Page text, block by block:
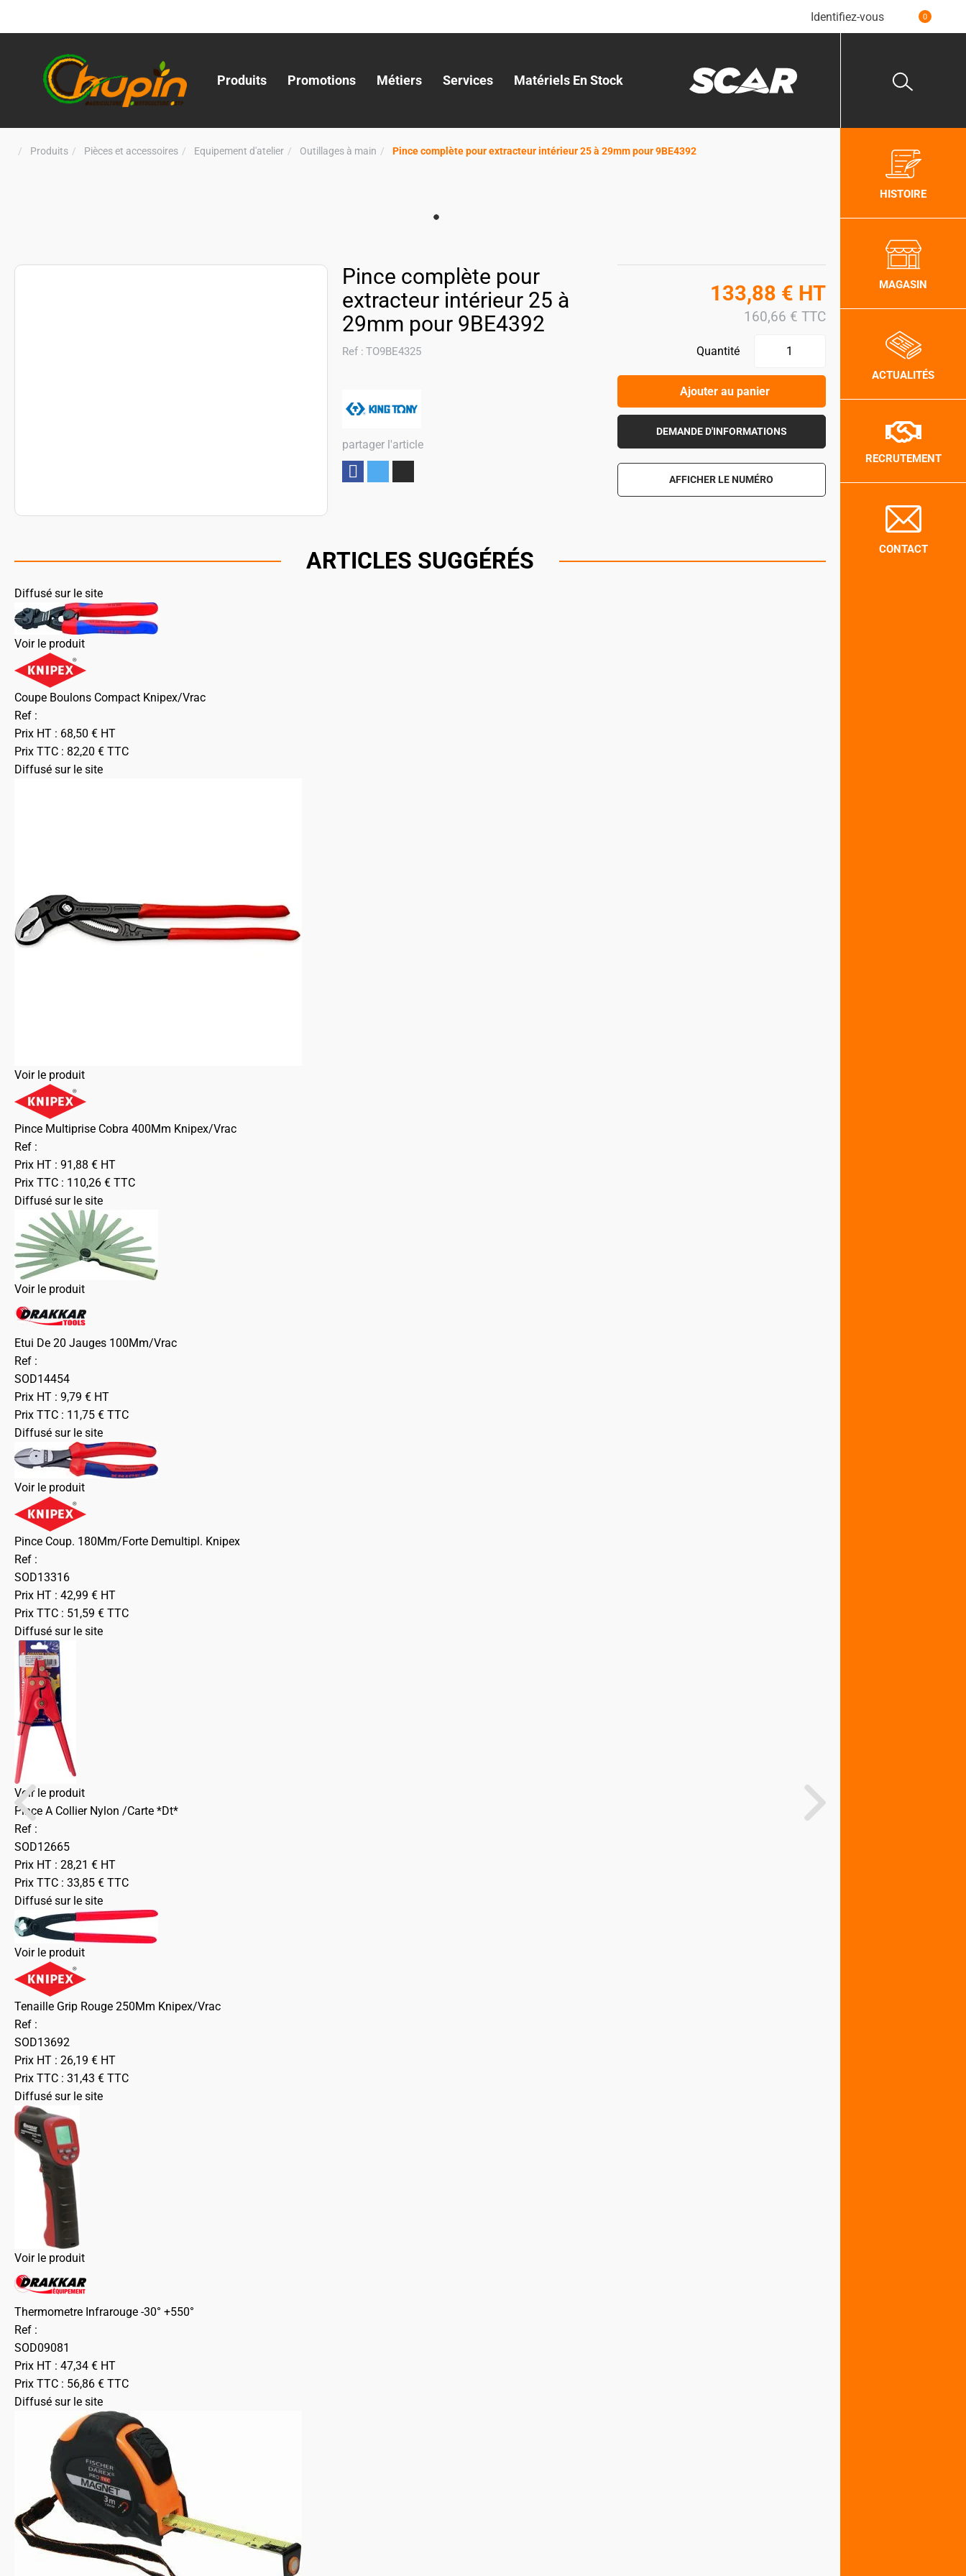
Identifiez-vous 0
Produits Promotions Métiers Services Matériels En Stock
Produits Pièces et accessoires Equipement d'atelier Outillages à main Pince complète pour extracteur intérieur 25 à 29mm pour 9BE4392
Pince complète pour
extracteur intérieur 25 à
29mm pour 9BE4392
Ref : TO9BE4325
partager l'article
133,88 € HT
160,66 € TTC
Quantité
Ajouter au panier
DEMANDE D'INFORMATIONS
AFFICHER LE NUMÉRO
ARTICLES SUGGÉRÉS
Diffusé sur le site
Voir le produit
Coupe Boulons Compact Knipex/Vrac
Ref :
Prix HT : 68,50 € HT
Prix TTC : 82,20 € TTC
Diffusé sur le site
Voir le produit
Pince Multiprise Cobra 400Mm Knipex/Vrac
Ref :
Prix HT : 91,88 € HT
Prix TTC : 110,26 € TTC
Diffusé sur le site
Voir le produit
Etui De 20 Jauges 100Mm/Vrac
Ref :
SOD14454
Prix HT : 9,79 € HT
Prix TTC : 11,75 € TTC
Diffusé sur le site
Voir le produit
Pince Coup. 180Mm/Forte Demultipl. Knipex
Ref :
SOD13316
Prix HT : 42,99 € HT
Prix TTC : 51,59 € TTC
Diffusé sur le site
Voir le produit
Pince A Collier Nylon /Carte *Dt*
Ref :
SOD12665
Prix HT : 28,21 € HT
Prix TTC : 33,85 € TTC
Diffusé sur le site
Voir le produit
Tenaille Grip Rouge 250Mm Knipex/Vrac
Ref :
SOD13692
Prix HT : 26,19 € HT
Prix TTC : 31,43 € TTC
Diffusé sur le site
Voir le produit
Thermometre Infrarouge -30° +550°
Ref :
SOD09081
Prix HT : 47,34 € HT
Prix TTC : 56,86 € TTC
Diffusé sur le site
HISTOIRE
MAGASIN
ACTUALITÉS
RECRUTEMENT
CONTACT